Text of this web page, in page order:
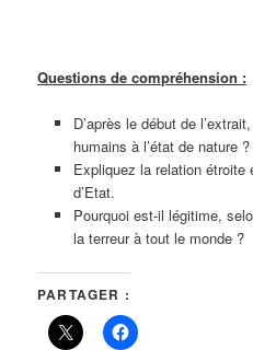
Questions de compréhension :
D’après le début de
humains à l’état de nature
Expliquez la relation
d’Etat.
Pourquoi est-il légitime,
la terreur à tout le monde ?
PARTAGER :